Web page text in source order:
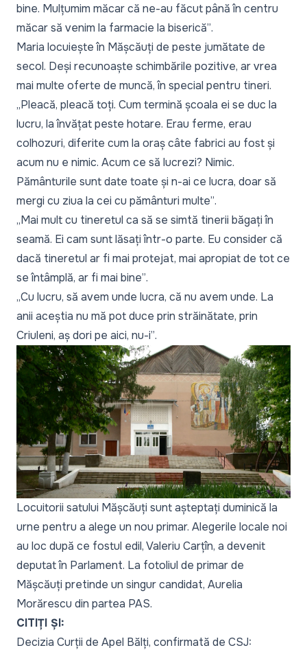
bine. Mulțumim măcar că ne-au făcut până în centru
măcar să venim la farmacie la biserică”.
Maria locuiește în Mășcăuți de peste jumătate de
secol. Deși recunoaște schimbările pozitive, ar vrea
mai multe oferte de muncă, în special pentru tineri.
„Pleacă, pleacă toți. Cum termină școala ei se duc la
lucru, la învățat peste hotare. Erau ferme, erau
colhozuri, diferite cum la oraș câte fabrici au fost și
acum nu e nimic. Acum ce să lucrezi? Nimic.
Pământurile sunt date toate și n-ai ce lucra, doar să
mergi cu ziua la cei cu pământuri multe”.
„Mai mult cu tineretul ca să se simtă tinerii băgați în
seamă. Ei cam sunt lăsați într-o parte. Eu consider că
dacă tineretul ar fi mai protejat, mai apropiat de tot ce
se întâmplă, ar fi mai bine”.
„Cu lucru, să avem unde lucra, că nu avem unde. La
anii aceștia nu mă pot duce prin străinătate, prin
Criuleni, aș dori pe aici, nu-i”.
Locuitorii satului Mășcăuți sunt așteptați duminică la
urne pentru a alege un nou primar. Alegerile locale noi
au loc după ce fostul edil, Valeriu Carțîn, a devenit
deputat în Parlament. La fotoliul de primar de
Mășcăuți pretinde un singur candidat, Aurelia
Morărescu din partea PAS.
CITIȚI ȘI:
Decizia Curții de Apel Bălți, confirmată de CSJ: